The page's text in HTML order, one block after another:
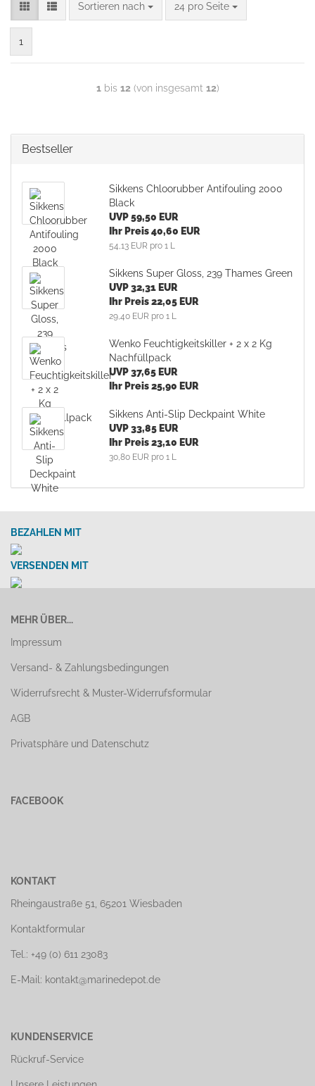
Sortieren nach 24 pro Seite
1
1bis 12 (von insgesamt 12)
Bestseller
Sikkens Chloorubber Antifouling 2000
Black
UVP 59,50 EUR
Ihr Preis 40,60 EUR
54,13 EUR pro 1 L
Sikkens Super Gloss, 239 Thames Green
UVP 32,31 EUR
Ihr Preis 22,05 EUR
29,40 EUR pro 1 L
Wenko Feuchtigkeitskiller + 2 x 2 Kg
Nachfüllpack
UVP 37,65 EUR
Ihr Preis 25,90 EUR
Sikkens Anti-Slip Deckpaint White
UVP 33,85 EUR
Ihr Preis 23,10 EUR
30,80 EUR pro 1 L
BEZAHLEN MIT
VERSENDEN MIT
MEHR ÜBER...
Impressum
Versand- & Zahlungsbedingungen
Widerrufsrecht & Muster-Widerrufsformular
AGB
Privatsphäre und Datenschutz
FACEBOOK
KONTAKT
Rheingaustraße 51, 65201 Wiesbaden
Kontaktformular
Tel.: +49 (0) 611 23083
E-Mail: kontakt@marinedepot.de
KUNDENSERVICE
Rückruf-Service